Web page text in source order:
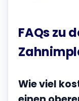
FAQs zu
Wie viel